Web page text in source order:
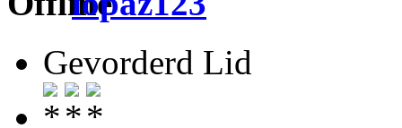
Gevorderd Lid